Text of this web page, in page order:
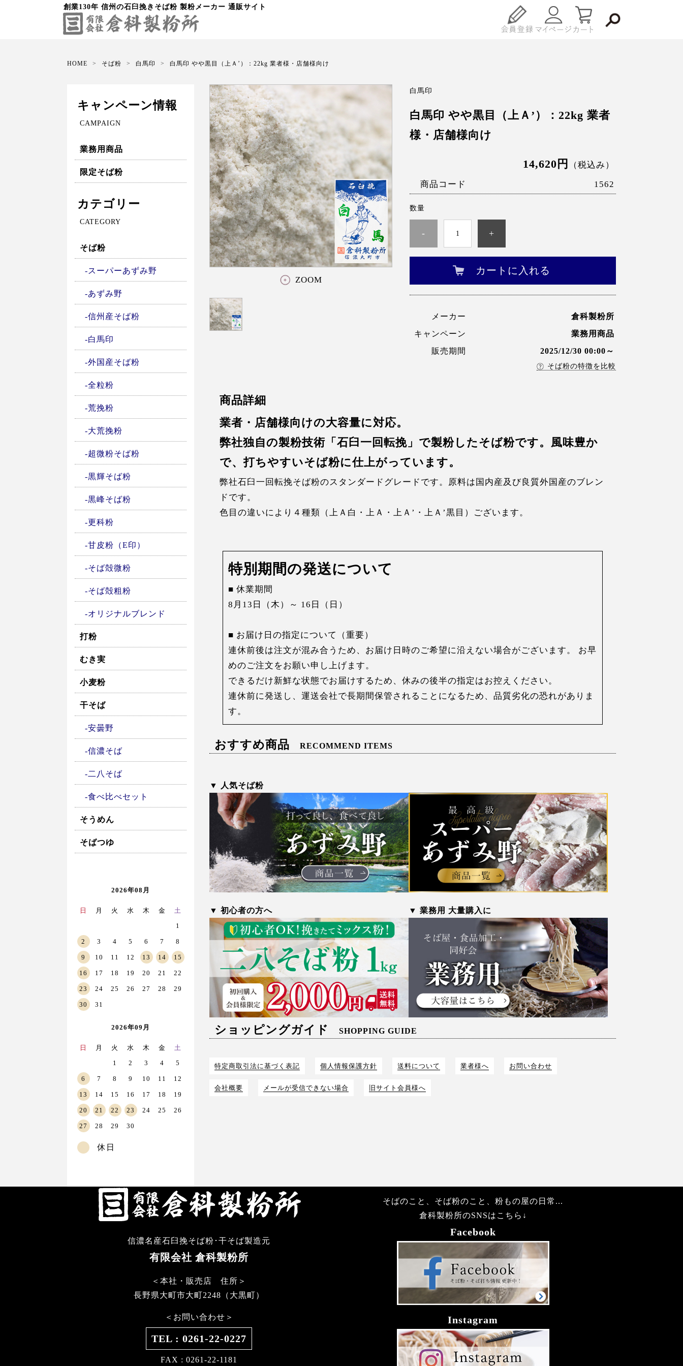
創業130年 信州の石臼挽きそば粉 製粉メーカー 通販サイト
HOME そば粉 白馬印 白馬印 やや黒目（上Ａ’）：22kg 業者様・店舗様向け
ZOOM
白馬印
白馬印 やや黒目（上Ａ’）：22kg 業者
様・店舗様向け
14,620円
（税込み）
商品コード
1562
数量
- +
カートに入れる
メーカー
倉科製粉所
キャンペーン
業務用商品
販売期間
2025/12/30 00:00～
そば粉の特徴を比較
商品詳細
業者・店舗様向けの大容量に対応。
弊社独自の製粉技術「石臼一回転挽」で製粉したそば粉です。風味豊か
で、打ちやすいそば粉に仕上がっています。
弊社石臼一回転挽そば粉のスタンダードグレードです。原料は国内産及び良質外国産のブレン
ドです。
色目の違いにより４種類（上Ａ白・上Ａ・上Ａ’・上Ａ’黒目）ございます。
特別期間の発送について
■ 休業期間
8月13日（木）～ 16日（日）
■ お届け日の指定について（重要）
連休前後は注文が混み合うため、お届け日時のご希望に沿えない場合がございます。 お早
めのご注文をお願い申し上げます。
できるだけ新鮮な状態でお届けするため、休みの後半の指定はお控えください。
連休前に発送し、運送会社で長期間保管されることになるため、品質劣化の恐れがありま
す。
おすすめ商品 RECOMMEND ITEMS
▼ 人気そば粉
▼ 初心者の方へ ▼ 業務用 大量購入に
ショッピングガイド SHOPPING GUIDE
特定商取引法に基づく表記 個人情報保護方針 送料について 業者様へ お問い合わせ
会社概要 メールが受信できない場合 旧サイト会員様へ
キャンペーン情報
CAMPAIGN
業務用商品
限定そば粉
カテゴリー
CATEGORY
そば粉
スーパーあずみ野
あずみ野
信州産そば粉
白馬印
外国産そば粉
全粒粉
荒挽粉
大荒挽粉
超微粉そば粉
黒輝そば粉
黒峰そば粉
更科粉
甘皮粉（E印）
そば殻微粉
そば殻粗粉
オリジナルブレンド
打粉
むき実
小麦粉
干そば
安曇野
信濃そば
二八そば
食べ比べセット
そうめん
そばつゆ
2026年08月
日 月 火 水 木 金
土
1
2 3 4 5 6 7 8
9 10 11 12 13 14 15
16 17 18 19 20 21 22
23 24 25 26 27 28 29
30 31
2026年09月
日 月 火 水 木 金
土
1
2 3 4 5
6 7 8 9 10 11 12
13 14 15 16 17 18 19
20 21 22 23 24 25 26
27 28 29 30
休日
信濃名産石臼挽そば粉･干そば製造元
有限会社 倉科製粉所
＜本社・販売店 住所＞
長野県大町市大町2248（大黒町）
＜お問い合わせ＞
TEL : 0261-22-0227
FAX : 0261-22-1181
そばのこと、そば粉のこと、粉もの屋の日常...
倉科製粉所のSNSはこちら↓
Facebook
Instagram